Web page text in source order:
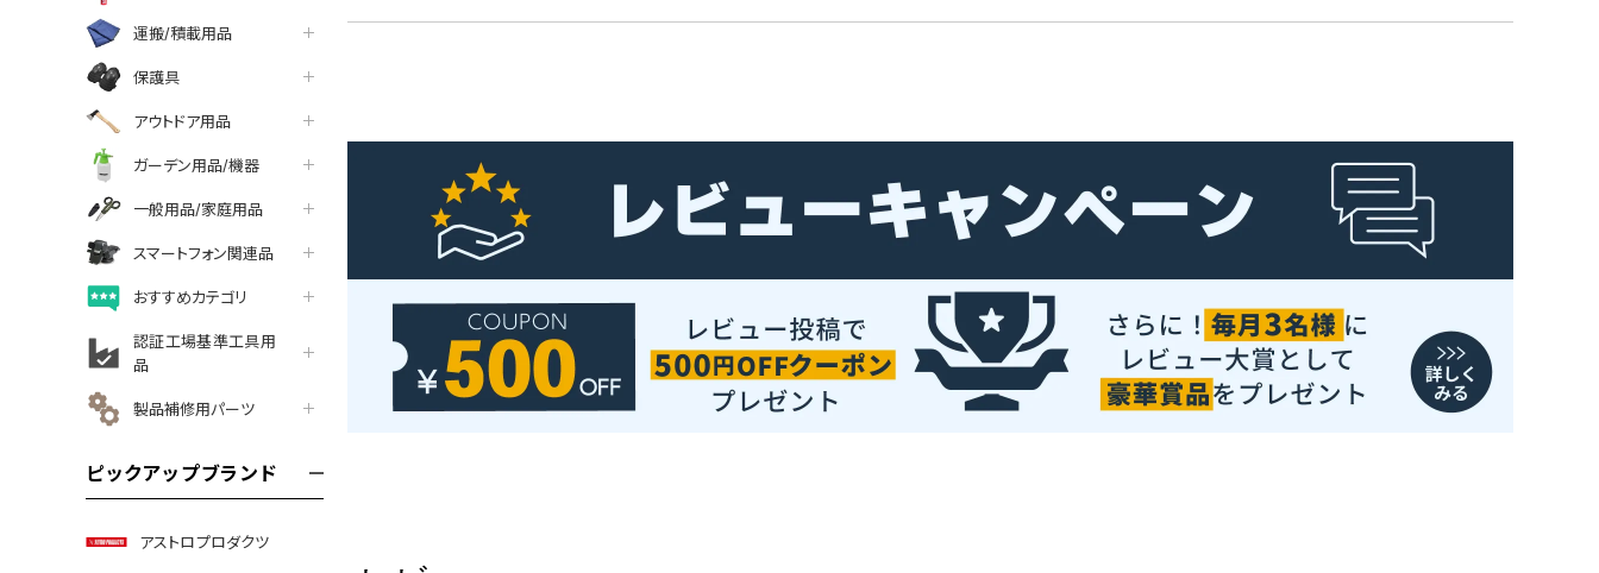
運搬/積載用品
保護具
アウトドア用品
ガーデン用品/機器
一般用品/家庭用品
スマートフォン関連品
おすすめカテゴリ
認証工場基準工具用
品
製品補修用パーツ
ピックアップブランド
アストロプロダクツ